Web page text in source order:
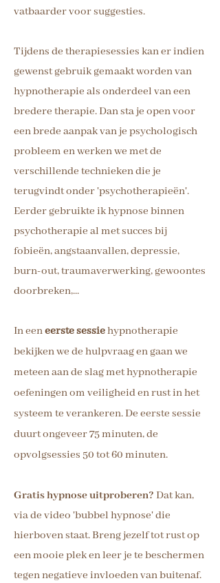
vatbaarder voor suggesties.
Tijdens de therapiesessies kan er indien
gewenst gebruik gemaakt worden van
hypnotherapie als onderdeel van een
bredere therapie. Dan sta je open voor
een brede aanpak van je psychologisch
probleem en werken we met de
verschillende technieken die je
terugvindt onder 'psychotherapieën'.
Eerder gebruikte ik hypnose binnen
psychotherapie al met succes bij
fobieën, angstaanvallen, depressie,
burn-out, traumaverwerking, gewoontes
doorbreken,...
In eeneerste sessiehypnotherapie
bekijken we de hulpvraag en gaan we
meteen aan de slag met hypnotherapie
oefeningen om veiligheid en rust in het
systeem te verankeren. De eerste sessie
duurt ongeveer 75 minuten, de
opvolgsessies 50 tot 60 minuten.
Gratis hypnose uitproberen? Dat kan,
via de video 'bubbel hypnose' die
hierboven staat. Breng jezelf tot rust op
een mooie plek en leer je te beschermen
tegen negatieve invloeden van buitenaf.